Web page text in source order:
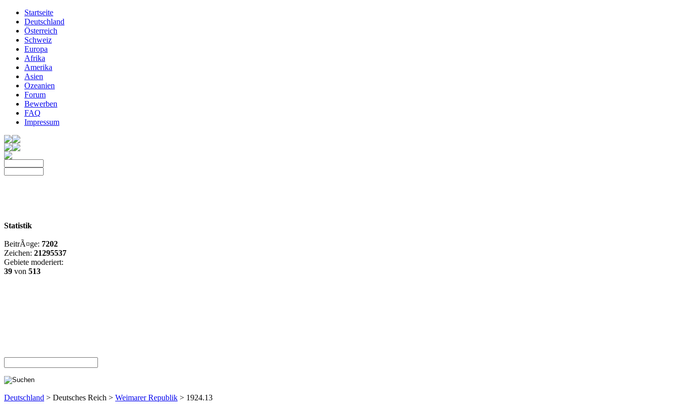
Startseite
Deutschland
Österreich
Schweiz
Europa
Afrika
Amerika
Asien
Ozeanien
Forum
Bewerben
FAQ
Impressum
Statistik
BeitrÃ¤ge: 7202
Zeichen: 21295537
Gebiete moderiert:
39 von 513
Deutschland > Deutsches Reich > Weimarer Republik > 1924.13